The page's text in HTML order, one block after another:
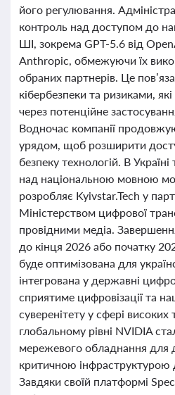
його регулювання.
контроль над доступом до
ШІ, зокрема GPT-5.6 від
Anthropic, обмежуючи їх
обраних партнерів. Це
кібербезпеки та ризиками,
через потенційне
Водночас компанії
урядом, щоб розширити
безпеку технологій. В
над національною мовною
розробляє Kyivstar.Tech у
Міністерством цифрової
провідними медіа.
до кінця 2026 або початку
буде оптимізована для
інтегрована у державні
сприятиме цифровізації та
суверенітету у сфері високих
глобальному рівні NVIDIA
мережевого обладнання для
критичною
Завдяки своїй платформі